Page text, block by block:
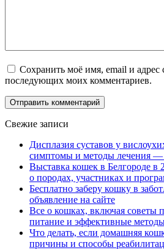
Сохранить моё имя, email и адрес
последующих моих комментариев.
Свежие записи
Дисплазия суставов у
симптомы и методы лечения —
Выставка кошек в Белгороде в
о породах, участниках и
Бесплатно заберу кошку в
объявление на сайте
Все о кошках, включая советы
питание и эффективные
Что делать, если домашняя
причины и способы